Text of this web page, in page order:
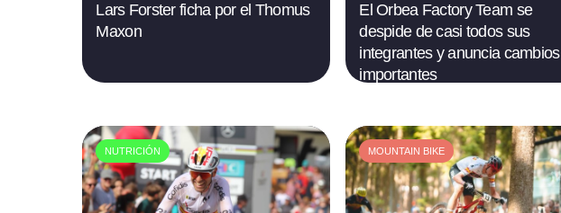
Lars Forster ficha por el Thomus
Maxon
El Orbea Factory Team se
despide de casi todos sus
integrantes y anuncia cambios
importantes
NUTRICIÓN MOUNTAIN BIKE